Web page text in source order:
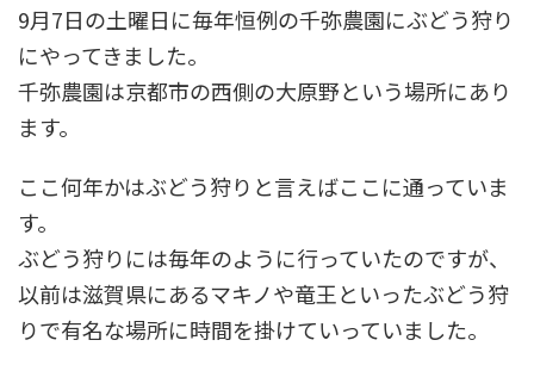
9月7日の土曜日に毎年恒例の千弥農園にぶどう狩り
にやってきました。
千弥農園は京都市の西側の大原野という場所にあり
ます。
ここ何年かはぶどう狩りと言えばここに通っていま
す。
ぶどう狩りには毎年のように行っていたのですが、
以前は滋賀県にあるマキノや竜王といったぶどう狩
りで有名な場所に時間を掛けていっていました。